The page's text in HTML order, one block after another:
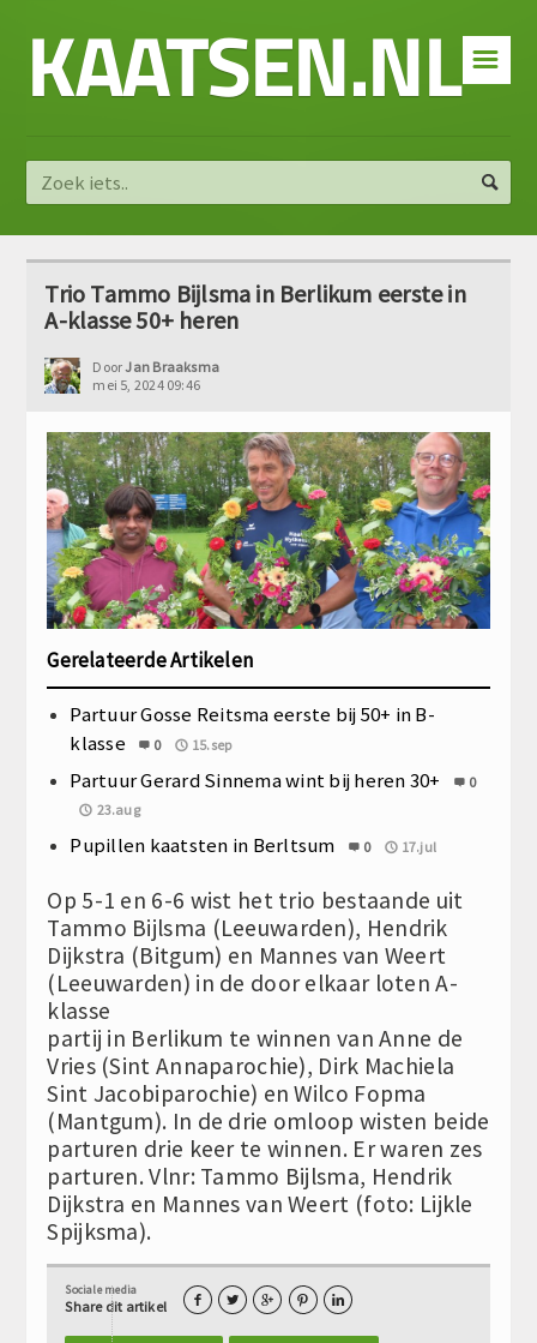
☰
KAATSEN.NL
Trio Tammo Bijlsma in Berlikum eerste in
A-klasse 50+ heren
DoorJan Braaksma
mei 5, 2024 09:46
Gerelateerde Artikelen
Partuur Gosse Reitsma eerste bij 50+ in B-
klasse
0 15.sep
Partuur Gerard Sinnema wint bij heren 30+
0
23.aug
Pupillen kaatsten in Berltsum 0 17.jul
Op 5-1 en 6-6 wist het trio bestaande uit
Tammo Bijlsma (Leeuwarden), Hendrik
Dijkstra (Bitgum) en Mannes van Weert
(Leeuwarden) in de door elkaar loten A-
klasse
partij in Berlikum te winnen van Anne de
Vries (Sint Annaparochie), Dirk Machiela
Sint Jacobiparochie) en Wilco Fopma
(Mantgum). In de drie omloop wisten beide
parturen drie keer te winnen. Er waren zes
parturen. Vlnr: Tammo Bijlsma, Hendrik
Dijkstra en Mannes van Weert (foto: Lijkle
Spijksma).
Sociale media
Share dit artikel     